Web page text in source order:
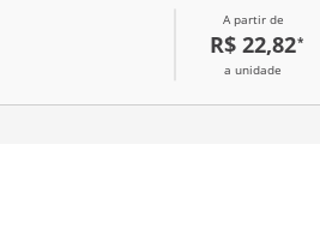
A partir de
R$ 22,82*
a unidade